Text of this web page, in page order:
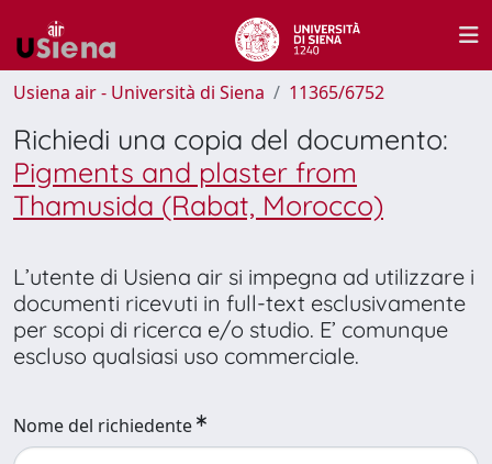
Usiena air - Università di Siena 11365/6752
Richiedi una copia del documento:
Pigments and plaster from
Thamusida (Rabat, Morocco)
L’utente di Usiena air si impegna ad utilizzare i
documenti ricevuti in full-text esclusivamente
per scopi di ricerca e/o studio. E’ comunque
escluso qualsiasi uso commerciale.
Nome del richiedente